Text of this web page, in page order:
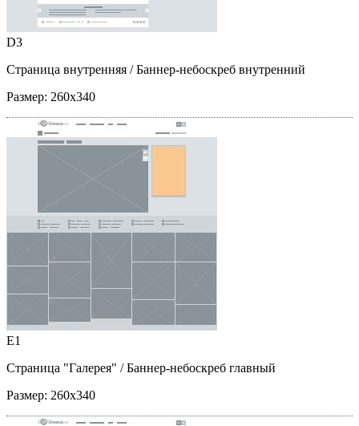
D3
Страница внутренняя / Баннер-небоскреб внутренний
Размер: 260x340
E1
Страница "Галерея" / Баннер-небоскреб главный
Размер: 260x340